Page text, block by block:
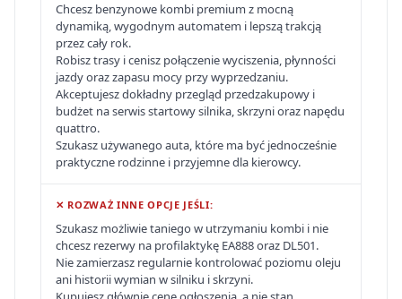
Chcesz benzynowe kombi premium z mocną
dynamiką, wygodnym automatem i lepszą trakcją
przez cały rok.
Robisz trasy i cenisz połączenie wyciszenia, płynności
jazdy oraz zapasu mocy przy wyprzedzaniu.
Akceptujesz dokładny przegląd przedzakupowy i
budżet na serwis startowy silnika, skrzyni oraz napędu
quattro.
Szukasz używanego auta, które ma być jednocześnie
praktyczne rodzinne i przyjemne dla kierowcy.
✕ ROZWAŻ INNE OPCJE JEŚLI:
Szukasz możliwie taniego w utrzymaniu kombi i nie
chcesz rezerwy na profilaktykę EA888 oraz DL501.
Nie zamierzasz regularnie kontrolować poziomu oleju
ani historii wymian w silniku i skrzyni.